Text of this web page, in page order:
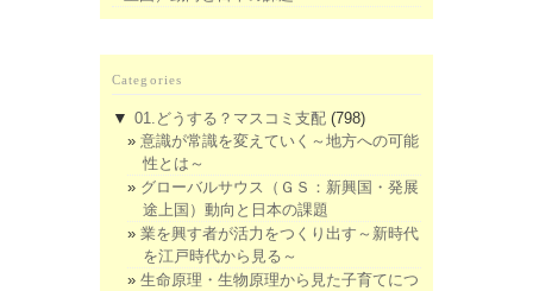
Categories
▼ 01.どうする？マスコミ支配 (798)
意識が常識を変えていく～地方への可能
性とは～
グローバルサウス（ＧＳ：新興国・発展
途上国）動向と日本の課題
業を興す者が活力をつくり出す～新時代
を江戸時代から見る～
生命原理・生物原理から見た子育てにつ